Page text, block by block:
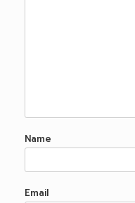
Name
Email